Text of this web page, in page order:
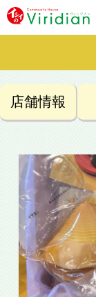
店舗情報